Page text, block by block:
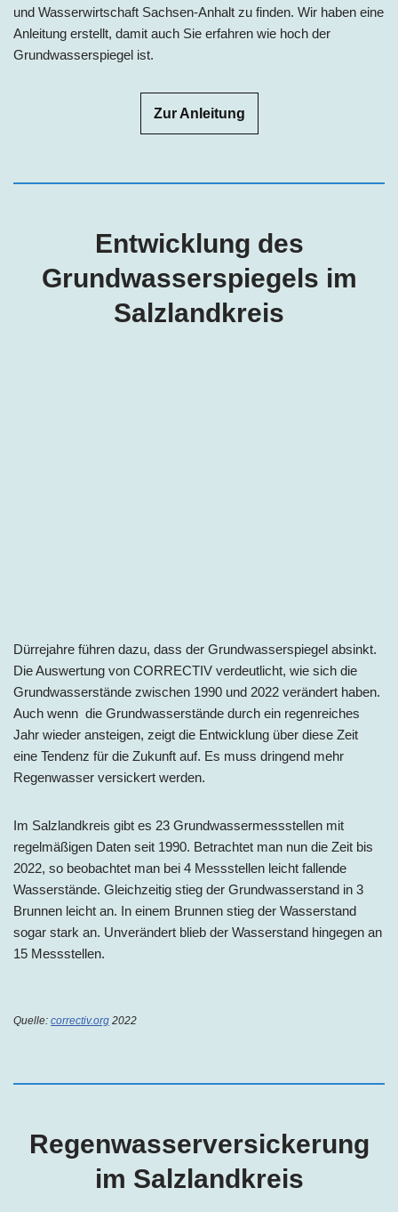
und Wasserwirtschaft Sachsen-Anhalt zu finden. Wir haben eine
Anleitung erstellt, damit auch Sie erfahren wie hoch der
Grundwasserspiegel ist.
Zur Anleitung
Entwicklung des
Grundwasserspiegels im
Salzlandkreis
Dürrejahre führen dazu, dass der Grundwasserspiegel absinkt.
Die Auswertung von CORRECTIV verdeutlicht, wie sich die
Grundwasserstände zwischen 1990 und 2022 verändert haben.
Auch wenn die Grundwasserstände durch ein regenreiches
Jahr wieder ansteigen, zeigt die Entwicklung über diese Zeit
eine Tendenz für die Zukunft auf. Es muss dringend mehr
Regenwasser versickert werden.
Im Salzlandkreis gibt es 23 Grundwassermessstellen mit
regelmäßigen Daten seit 1990. Betrachtet man nun die Zeit bis
2022, so beobachtet man bei 4 Messstellen leicht fallende
Wasserstände. Gleichzeitig stieg der Grundwasserstand in 3
Brunnen leicht an. In einem Brunnen stieg der Wasserstand
sogar stark an. Unverändert blieb der Wasserstand hingegen an
15 Messstellen.
Quelle: correctiv.org 2022
Regenwasserversickerung
im Salzlandkreis